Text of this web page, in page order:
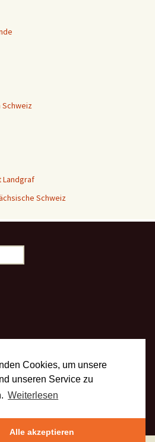
Cookies, um unsere
unseren Service zu
Weiterlesen
Alle akzeptieren
Schweiz
Landgraf
Schweiz